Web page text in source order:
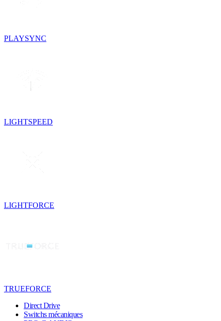
PLAYSYNC
LIGHTSPEED
LIGHTFORCE
TRUEFORCE
Direct Drive
Switchs mécaniques